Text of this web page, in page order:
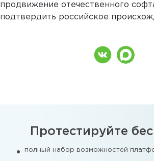
продвижение отечественного
подтвердить российское
Протестируйте
полный набор возможностей